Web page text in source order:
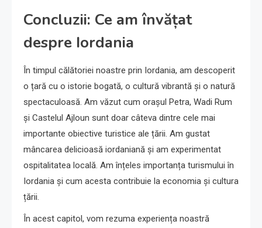
Concluzii: Ce am învățat
despre Iordania
În timpul călătoriei noastre prin Iordania, am descoperit
o țară cu o istorie bogată, o cultură vibrantă și o natură
spectaculoasă. Am văzut cum orașul Petra, Wadi Rum
și Castelul Ajloun sunt doar câteva dintre cele mai
importante obiective turistice ale țării. Am gustat
mâncarea delicioasă iordaniană și am experimentat
ospitalitatea locală. Am înțeles importanța turismului în
Iordania și cum acesta contribuie la economia și cultura
țării.
În acest capitol, vom rezuma experiența noastră